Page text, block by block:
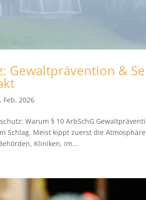
Gewaltprävention &
Feb. 2026
Warum § 10 ArbSchG
Schlag. Meist kippt zuerst die
Kliniken, im...